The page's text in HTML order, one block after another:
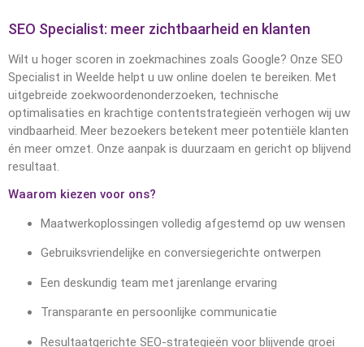
SEO Specialist: meer zichtbaarheid en klanten
Wilt u hoger scoren in zoekmachines zoals Google? Onze SEO
Specialist in Weelde helpt u uw online doelen te bereiken. Met
uitgebreide zoekwoordenonderzoeken, technische
optimalisaties en krachtige contentstrategieën verhogen wij uw
vindbaarheid. Meer bezoekers betekent meer potentiële klanten
én meer omzet. Onze aanpak is duurzaam en gericht op blijvend
resultaat.
Waarom kiezen voor ons?
Maatwerkoplossingen volledig afgestemd op uw wensen
Gebruiksvriendelijke en conversiegerichte ontwerpen
Een deskundig team met jarenlange ervaring
Transparante en persoonlijke communicatie
Resultaatgerichte SEO-strategieën voor blijvende groei